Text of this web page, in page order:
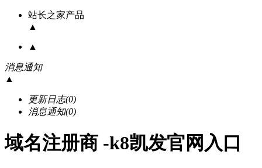
站长之家产品
▲
▲
消息通知
▲
更新日志(0)
消息通知(0)
域名注册商 -k8凯发官网入口